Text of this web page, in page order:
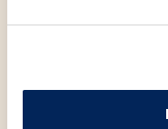
oko 170 milijuna eura